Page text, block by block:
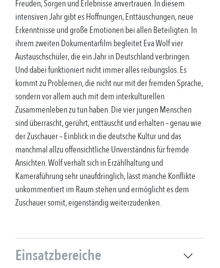
Freuden, Sorgen und Erlebnisse anvertrauen. In diesem
intensiven Jahr gibt es Hoffnungen, Enttäuschungen, neue
Erkenntnisse und große Emotionen bei allen Beteiligten. In
ihrem zweiten Dokumentarfilm begleitet Eva Wolf vier
Austauschschüler, die ein Jahr in Deutschland verbringen.
Und dabei funktioniert nicht immer alles reibungslos. Es
kommt zu Problemen, die nicht nur mit der fremden Sprache,
sondern vor allem auch mit dem interkulturellen
Zusammenleben zu tun haben. Die vier jungen Menschen
sind überrascht, gerührt, enttäuscht und erhalten – genau wie
der Zuschauer – Einblick in die deutsche Kultur und das
manchmal allzu offensichtliche Unverständnis für fremde
Ansichten. Wolf verhält sich in Erzählhaltung und
Kameraführung sehr unaufdringlich, lässt manche Konflikte
unkommentiert im Raum stehen und ermöglicht es dem
Zuschauer somit, eigenständig weiterzudenken.
Einsatzbereiche